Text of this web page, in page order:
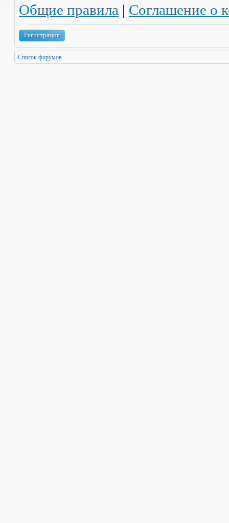
Общие правила | Соглашение о
Регистрация
Список форумов